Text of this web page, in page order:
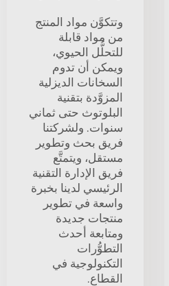
وتتكوَّن مواد المنتج
من مواد قابلة
للتحلُّل الحيوي،
ويمكن أن تدوم
السخانات الديزلية
المزوَّدة بتقنية
البلوتوث حتى ثماني
سنوات. ولشركتنا
فريق بحث وتطوير
مستقل، ويتمتَّع
فريق الإدارة التقنية
الرئيسي لدينا بخبرة
واسعة في تطوير
منتجات جديدة
ومتابعة أحدث
التطوُّرات
التكنولوجية في
القطاع.